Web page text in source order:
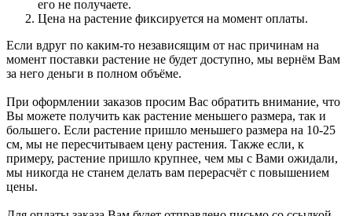
его не получаете.
Цена на растение фиксируется на момент оплаты.
Если вдруг по каким-то независящим от нас причинам на
момент поставки растение не будет доступно, мы вернём Вам
за него деньги в полном объёме.
При оформлении заказов просим Вас обратить внимание, что
Вы можете получить как растение меньшего размера, так и
большего. Если растение пришло меньшего размера на 10-25
см, мы не пересчитываем цену растения. Также если, к
примеру, растение пришло крупнее, чем мы с Вами ожидали,
мы никогда не станем делать вам перерасчёт с повышением
цены.